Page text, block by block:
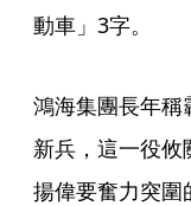
動車」3字。
鴻海集團長年稱
新兵，這一役
揚偉要奮力突圍